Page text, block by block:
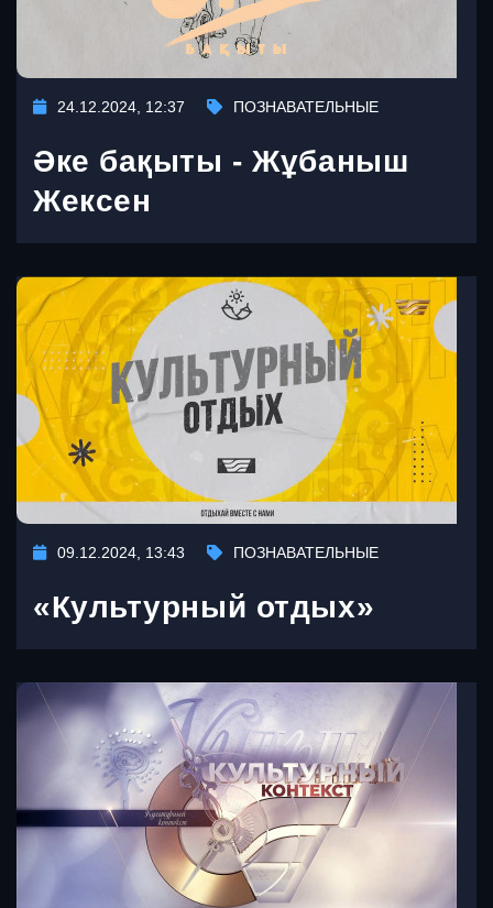
24.12.2024, 12:37 ПОЗНАВАТЕЛЬНЫЕ
Әке бақыты - Жұбаныш
Жексен
09.12.2024, 13:43 ПОЗНАВАТЕЛЬНЫЕ
«Культурный отдых»